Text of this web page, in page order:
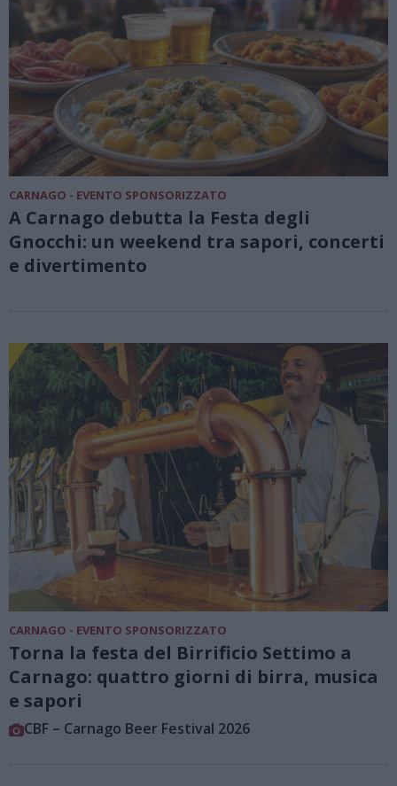
CARNAGO - EVENTO SPONSORIZZATO
A Carnago debutta la Festa degli
Gnocchi: un weekend tra sapori, concerti
e divertimento
CARNAGO - EVENTO SPONSORIZZATO
Torna la festa del Birrificio Settimo a
Carnago: quattro giorni di birra, musica
e sapori
CBF – Carnago Beer Festival 2026